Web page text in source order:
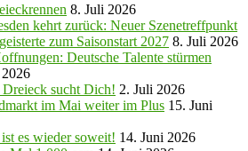
8. Juli 2026
kehrt zurück: Neuer Szenetreffpunkt
zum Saisonstart 2027 8. Juli 2026
Deutsche Talente stürmen
Dreieck sucht Dich! 2. Juli 2026
im Mai weiter im Plus 15. Juni
es wieder soweit! 14. Juni 2026